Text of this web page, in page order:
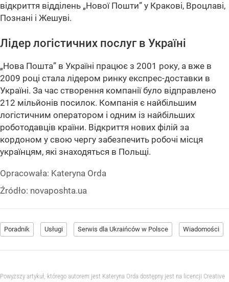
відкриття відділень „Нової Пошти” у Кракові, Вроцлаві,
Познані і Жешуві.
Лідер логістичних послуг в Україні
„Нова Пошта” в Україні працює з 2001 року, а вже в
2009 році стала лідером ринку експрес-доставки в
Україні. За час створення компанії було відправлено
212 мільйонів посилок. Компанія є найбільшим
логістичним оператором і одним із найбільших
роботодавців країни. Відкриття нових філій за
кордоном у свою чергу забезпечить робочі місця
українцям, які знаходяться в Польщі.
Opracowała: Kateryna Orda
Źródło: novaposhta.ua
Poradnik Usługi Serwis dla Ukraińców w Polsce Wiadomości
Powyższy artykuł, którego autorem jest Kateryna Orda dostępny jest na licencji Creative